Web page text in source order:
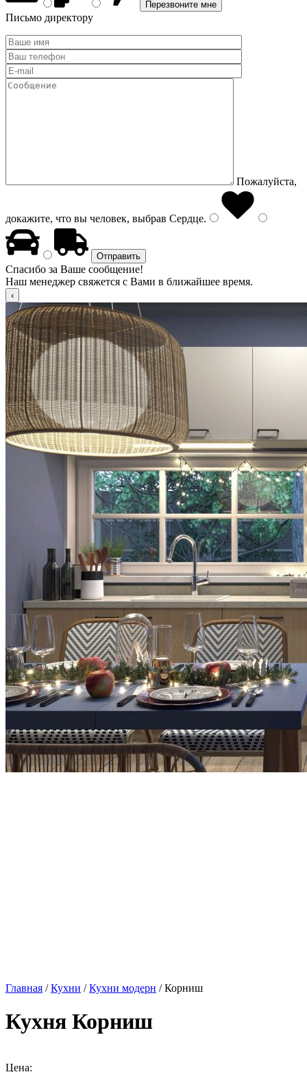
Письмо директору
Пожалуйста,
докажите, что вы человек, выбрав Сердце.
Спасибо за Ваше сообщение!
Наш менеджер свяжется с Вами в ближайшее время.
Главная /Кухни /Кухни модерн / Корниш
Кухня Корниш
Цена: